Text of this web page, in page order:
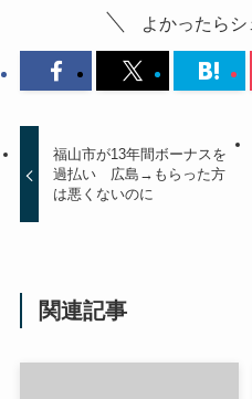
よかったらシ
福山市が13年間ボーナスを
過払い 広島→もらった方
は悪くないのに
関連記事